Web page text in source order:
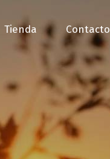
Tienda Contacto